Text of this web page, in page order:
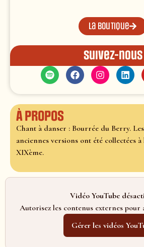
La boutique
Suivez-nous
À propos
Chant à danser : Bourrée du Berry.
anciennes versions ont été collectées
XIXème.
Vidéo YouTube
Autorisez les contenus externes pour
Gérer les vidéos